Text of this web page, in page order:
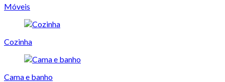
Móveis
Cozinha
Cama e banho